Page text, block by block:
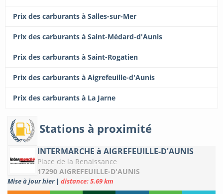
Prix des carburants à Salles-sur-Mer
Prix des carburants à Saint-Médard-d'Aunis
Prix des carburants à Saint-Rogatien
Prix des carburants à Aigrefeuille-d'Aunis
Prix des carburants à La Jarne
Stations à proximité
INTERMARCHE à AIGREFEUILLE-D'AUNIS
Place de la Renaissance
17290 AIGREFEUILLE-D'AUNIS
Mise à jour hier | distance: 5.69 km